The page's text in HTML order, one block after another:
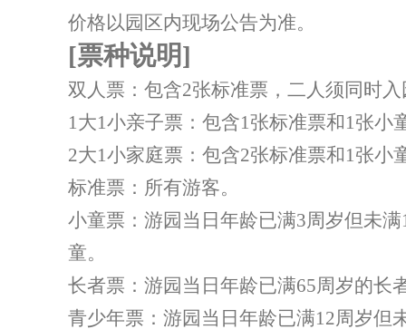
价格以园区内现场公告为准。
[票种说明]
双人票：包含2张标准票，二人须同时入
1大1小亲子票：包含1张标准票和1张小
2大1小家庭票：包含2张标准票和1张小
标准票：所有游客。
小童票：游园当日年龄已满3周岁但未
童。
长者票：游园当日年龄已满65周岁的长
青少年票：游园当日年龄已满12周岁但